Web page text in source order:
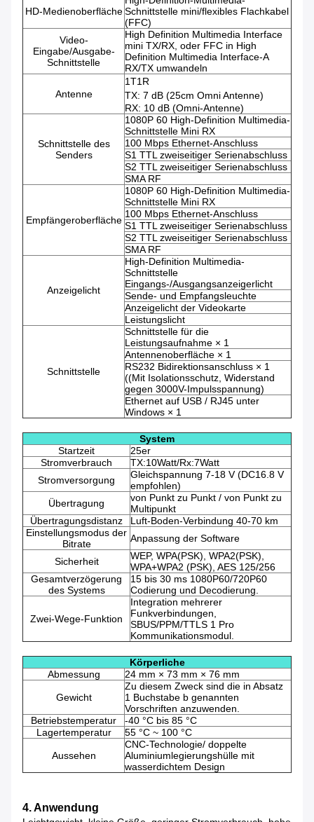
HD-Medienoberfläche Schnittstelle mini/flexibles Flachkabel
(FFC)
Video-
Eingabe/Ausgabe-
Schnittstelle
High Definition Multimedia Interface
mini TX/RX, oder FFC in High
Definition Multimedia Interface-A
RX/TX umwandeln
Antenne
1T1R
TX: 7 dB (25cm Omni Antenne)
RX: 10 dB (Omni-Antenne)
Schnittstelle des
Senders
1080P 60 High-Definition Multimedia-
Schnittstelle Mini RX
100 Mbps Ethernet-Anschluss
S1 TTL zweiseitiger Serienabschluss
S2 TTL zweiseitiger Serienabschluss
SMA RF
Empfängeroberfläche
1080P 60 High-Definition Multimedia-
Schnittstelle Mini RX
100 Mbps Ethernet-Anschluss
S1 TTL zweiseitiger Serienabschluss
S2 TTL zweiseitiger Serienabschluss
SMA RF
Anzeigelicht
High-Definition Multimedia-
Schnittstelle
Eingangs-/Ausgangsanzeigerlicht
Sende- und Empfangsleuchte
Anzeigelicht der Videokarte
Leistungslicht
Schnittstelle
Schnittstelle für die
Leistungsaufnahme × 1
Antennenoberfläche × 1
RS232 Bidirektionsanschluss × 1
((Mit Isolationsschutz, Widerstand
gegen 3000V-Impulsspannung)
Ethernet auf USB / RJ45 unter
Windows × 1
System
Startzeit
25er
Stromverbrauch
TX:10Watt/Rx:7Watt
Stromversorgung
Gleichspannung 7-18 V (DC16.8 V
empfohlen)
Übertragung
von Punkt zu Punkt / von Punkt zu
Multipunkt
Übertragungsdistanz
Luft-Boden-Verbindung 40-70 km
Einstellungsmodus der
Bitrate
Anpassung der Software
Sicherheit
WEP, WPA(PSK), WPA2(PSK),
WPA+WPA2 (PSK), AES 125/256
Gesamtverzögerung
des Systems
15 bis 30 ms 1080P60/720P60
Codierung und Decodierung.
Zwei-Wege-Funktion
Integration mehrerer
Funkverbindungen,
SBUS/PPM/TTLS 1 Pro
Kommunikationsmodul.
Körperliche
Abmessung
24 mm × 73 mm × 76 mm
Gewicht
Zu diesem Zweck sind die in Absatz
1 Buchstabe b genannten
Vorschriften anzuwenden.
Betriebstemperatur
-40 °C bis 85 °C
Lagertemperatur
55 °C ~ 100 °C
Aussehen
CNC-Technologie/ doppelte
Aluminiumlegierungshülle mit
wasserdichtem Design
4. Anwendung